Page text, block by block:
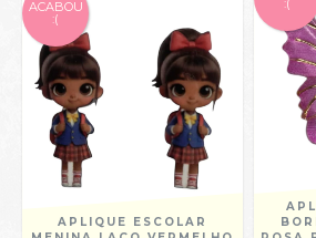
ACABOU
:(
APLIQUE ESCOLAR
:(